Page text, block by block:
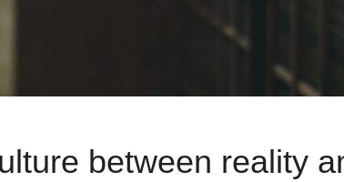
between reality